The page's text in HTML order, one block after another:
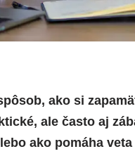
ako si
ale často aj
ako pomáha